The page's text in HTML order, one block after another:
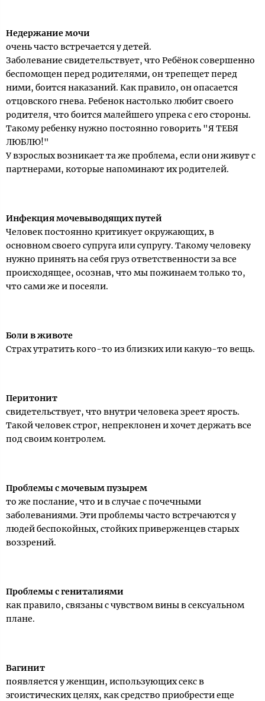
Недержание мочи
очень часто встречается у детей.
Заболевание свидетельствует, что Ребёнок совершенно
беспомощен перед родителями, он трепещет перед
ними, боится наказаний. Как правило, он опасается
отцовского гнева. Ребенок настолько любит своего
родителя, что боится малейшего упрека с его стороны.
Такому ребенку нужно постоянно говорить "Я ТЕБЯ
ЛЮБЛЮ!"
У взрослых возникает та же проблема, если они живут с
партнерами, которые напоминают их родителей.
Инфекция мочевыводящих путей
Человек постоянно критикует окружающих, в
основном своего супруга или супругу. Такому человеку
нужно принять на себя груз ответственности за все
происходящее, осознав, что мы пожинаем только то,
что сами же и посеяли.
Боли в животе
Страх утратить кого-то из близких или какую-то вещь.
Перитонит
свидетельствует, что внутри человека зреет ярость.
Такой человек строг, непреклонен и хочет держать все
под своим контролем.
Проблемы с мочевым пузырем
то же послание, что и в случае с почечными
заболеваниями. Эти проблемы часто встречаются у
людей беспокойных, стойких приверженцев старых
воззрений.
Проблемы с гениталиями
как правило, связаны с чувством вины в сексуальном
плане.
Вагинит
появляется у женщин, использующих секс в
эгоистических целях, как средство приобрести еще